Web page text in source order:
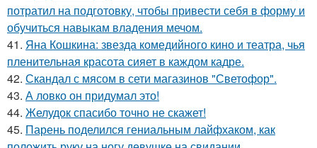
потратил на подготовку, чтобы привести себя в форму и
обучиться навыкам владения мечом.
41. Яна Кошкина: звезда комедийного кино и театра, чья
пленительная красота сияет в каждом кадре.
42. Скандал с мясом в сети магазинов "Светофор".
43. А ловко он придумал это!
44. Желудок спасибо точно не скажет!
45. Парень поделился гениальным лайфхаком, как